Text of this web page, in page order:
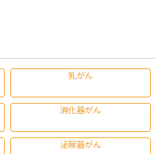
乳がん
消化器がん
泌尿器がん